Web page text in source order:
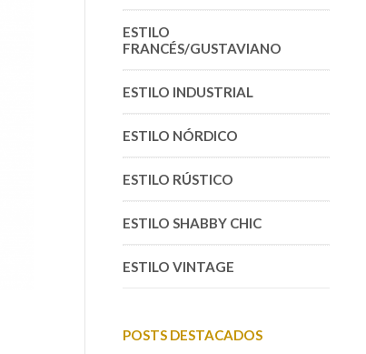
ESTILO
FRANCÉS/GUSTAVIANO
ESTILO INDUSTRIAL
ESTILO NÓRDICO
ESTILO RÚSTICO
ESTILO SHABBY CHIC
ESTILO VINTAGE
POSTS DESTACADOS